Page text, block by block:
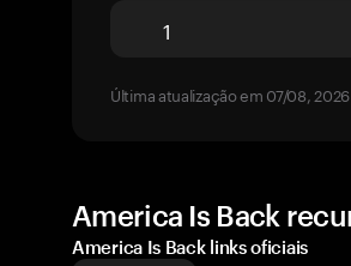
Última atualização em 07/08,
America Is Back
America Is Back links oficiais